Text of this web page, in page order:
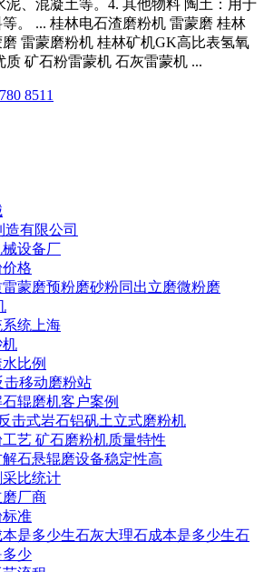
泥、混凝土等。4. 其他物料 陶土：用于
。 ... 桂林电石渣磨粉机 雷蒙磨 桂林
雷蒙磨粉机 桂林矿机GK高比表氢氧
质 矿石粉雷蒙机 石灰雷蒙机 ...
8511
造有限公司
设备厂
价格
蒙磨预粉磨砂粉同出立磨微粉磨
统上海
机
比例
击移动磨粉站
辊磨机客户案例
击式岩石铝矾土立式磨粉机
艺 矿石磨粉机质量特性
石悬辊磨设备稳定性高
比统计
厂商
准
是多少生石灰大理石成本是多少生石
多少